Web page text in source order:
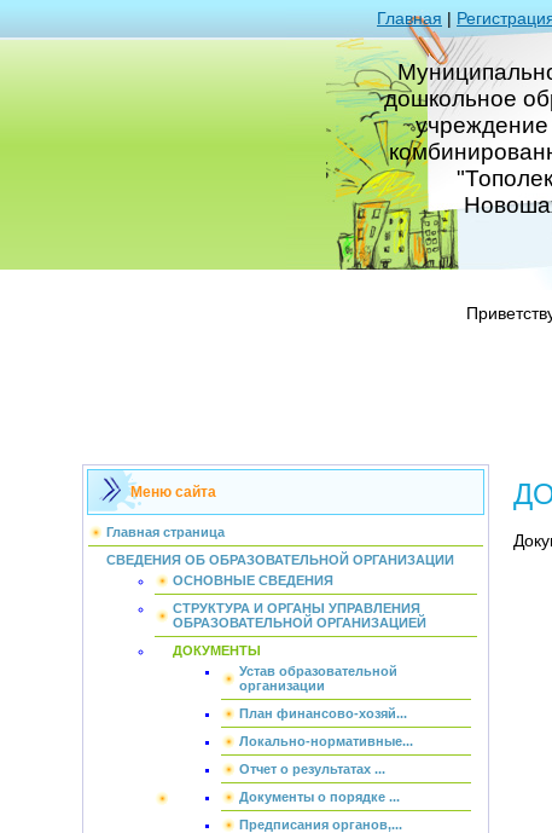
Главная |
дошкольное
учреждение
Меню сайта
Главная страница
СВЕДЕНИЯ ОБ ОБРАЗОВАТЕЛЬНОЙ ОРГАНИЗАЦИИ
ОСНОВНЫЕ СВЕДЕНИЯ
СТРУКТУРА И ОРГАНЫ УПРАВЛЕНИЯ
ОБРАЗОВАТЕЛЬНОЙ ОРГАНИЗАЦИЕЙ
ДОКУМЕНТЫ
Устав образовательной
организации
План финансово-хозяй...
Локально-нормативные...
Отчет о результатах ...
Документы о порядке ...
Предписания органов,...